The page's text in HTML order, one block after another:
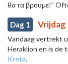
θα τα βρουμε!”
Dag 1 Vrijdag
Vandaag vertrekt
Heraklion en is de
Kreta.